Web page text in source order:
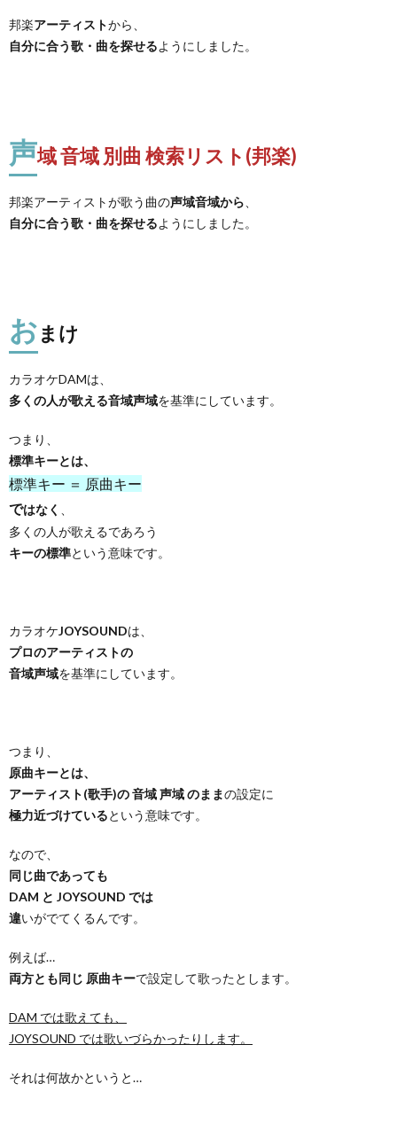
邦楽アーティストから、
自分に合う歌・曲を探せるようにしました。
声域 音域 別曲 検索リスト(邦楽)
邦楽アーティストが歌う曲の声域音域から
自分に合う歌・曲を探せるようにしました。
おまけ
カラオケDAMは、
多くの人が歌える音域声域を基準にしています。
つまり、
標準キーとは、
標準キー ＝ 原曲キー
ではなく
多くの人が歌えるであろう
キーの標準という意味です。
カラオケJOYSOUNDは、
プロのアーティストの
音域声域を基準にしています。
つまり、
原曲キーとは、
アーティスト(歌手)の 音域 声域 のままの設定に
極力近づけているという意味です。
なので、
同じ曲であっても
DAM と JOYSOUND では
違いがでてくるんです。
例えば…
両方とも同じ 原曲キーで設定して歌ったとします。
DAM では歌えても、
JOYSOUND では歌いづらかったりします。
それは何故かというと…